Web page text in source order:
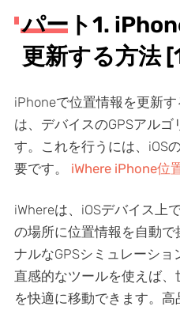
パート1.
更新する方法
iPhoneで位置情報を更新
は、デバイスのGPSアル
す。これを行うには、iOS
要です。 iWhere iPhone位
iWhereは、iOSデバイス上
の場所に位置情報を自動
ナルなGPSシミュレーシ
直感的なツールを使えば
を快適に移動できます。